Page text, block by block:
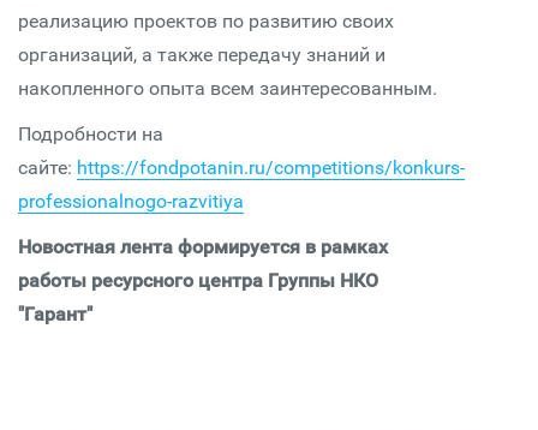
реализацию проектов по развитию своих
организаций, а также передачу знаний и
накопленного опыта всем заинтересованным.
Подробности на
сайте: https://fondpotanin.ru/competitions/konkurs-
professionalnogo-razvitiya
Новостная лента формируется в рамках
работы ресурсного центра Группы НКО
"Гарант"